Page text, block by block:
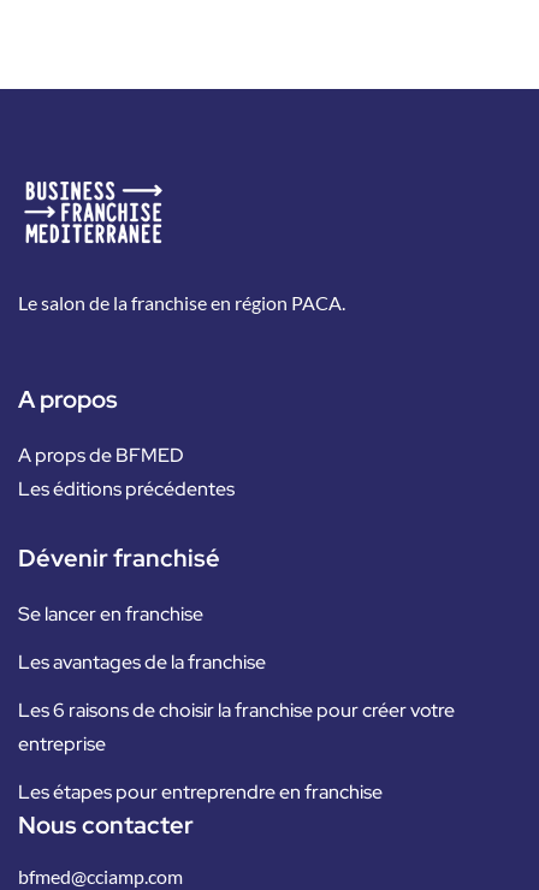
Le salon de la franchise en région PACA.
A propos
A props de BFMED
Les éditions précédentes
Dévenir franchisé
Se lancer en franchise
Les avantages de la franchise
Les 6 raisons de choisir la franchise pour créer votre
entreprise
Les étapes pour entreprendre en franchise
Nous contacter
bfmed@cciamp.com